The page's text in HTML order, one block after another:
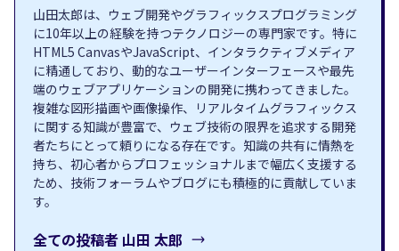
山田太郎は、ウェブ開発やグラフィックスプログラミング
に10年以上の経験を持つテクノロジーの専門家です。特に
HTML5 CanvasやJavaScript、インタラクティブメディア
に精通しており、動的なユーザーインターフェースや最先
端のウェブアプリケーションの開発に携わってきました。
複雑な図形描画や画像操作、リアルタイムグラフィックス
に関する知識が豊富で、ウェブ技術の限界を追求する開発
者たちにとって頼りになる存在です。知識の共有に情熱を
持ち、初心者からプロフェッショナルまで幅広く支援する
ため、技術フォーラムやブログにも積極的に貢献していま
す。
全ての投稿者 山田 太郎